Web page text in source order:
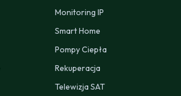
Monitoring IP
Smart Home
Pompy Ciepła
Rekuperacja
Telewizja SAT